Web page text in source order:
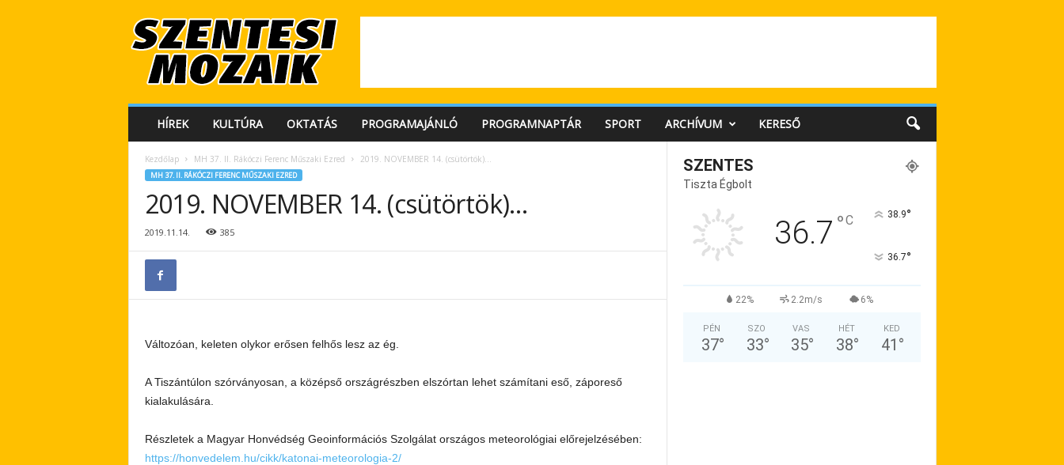
e
HÍREK KULTÚRA OKTATÁS PROGRAMAJÁNLÓ PROGRAMNAPTÁR SPORT ARCHÍVUM KERESŐ
Kezdőlap MH 37. II. Rákóczi Ferenc Műszaki Ezred 2019. NOVEMBER 14. (csütörtök)…
MH 37. II. RÁKÓCZI FERENC MŰSZAKI EZRED
2019. NOVEMBER 14. (csütörtök)…
2019.11.14. 385
Változóan, keleten olykor erősen felhős lesz az ég.
A Tiszántúlon szórványosan, a középső országrészben elszórtan lehet számítani eső, záporeső
kialakulására.
Részletek a Magyar Honvédség Geoinformációs Szolgálat országos meteorológiai előrejelzésében:
https://honvedelem.hu/cikk/katonai-meteorologia-2/
SZENTES
Tiszta Égbolt
36.7 °C 38.9°
36.7°
22% 2.2m/s 6%
PÉN
37°
SZO
33°
VAS
35°
HÉT
38°
KED
41 °